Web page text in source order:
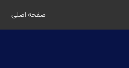
صفحه اصلی